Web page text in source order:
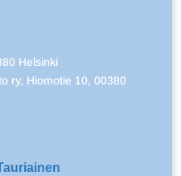
Helsinki
ry, Hiomotie 10, 00380